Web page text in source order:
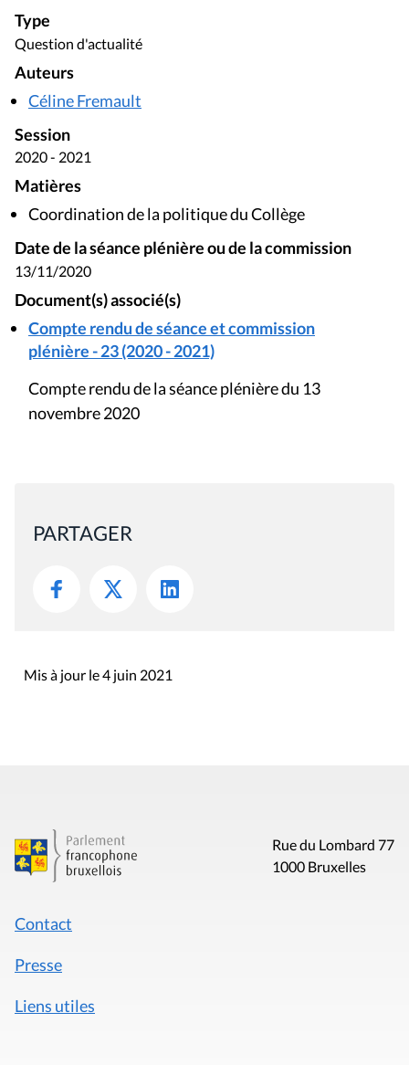
Type
Question d'actualité
Auteurs
Céline Fremault
Session
2020 - 2021
Matières
Coordination de la politique du Collège
Date de la séance plénière ou de la commission
13/11/2020
Document(s) associé(s)
Compte rendu de séance et commission
plénière - 23 (2020 - 2021)
Compte rendu de la séance plénière du 13
novembre 2020
PARTAGER
Mis à jour le 4 juin 2021
Rue du Lombard 77
1000 Bruxelles
Contact
Presse
Liens utiles